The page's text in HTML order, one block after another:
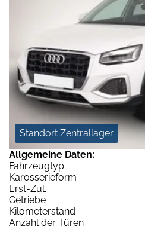
Standort Zentrallager
Allgemeine Daten:
Fahrzeugtyp
Karosserieform
Erst-Zul.
Getriebe
Kilometerstand
Anzahl der Türen